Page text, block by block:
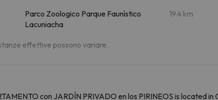
Parco Zoologico Parque Faunístico
Lacuniacha
19.4 km
effettive possono variare.
con JARDÍN PRIVADO en los PIRINEOS is located